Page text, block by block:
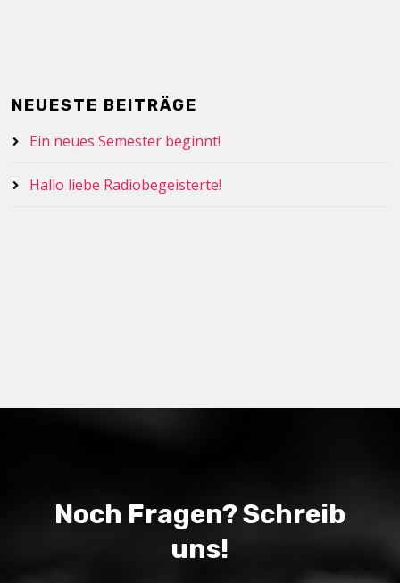
NEUESTE BEITRÄGE
Ein neues Semester beginnt!
Hallo liebe Radiobegeisterte!
Noch Fragen? Schreib
uns!